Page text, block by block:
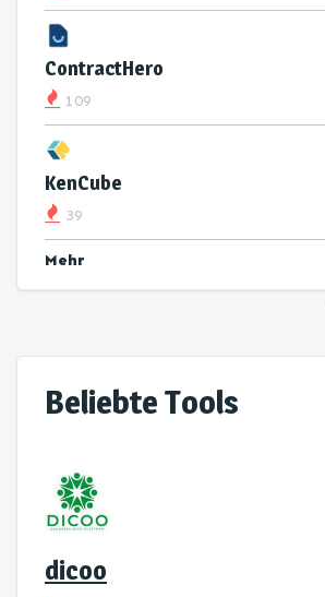
ContractHero
109
KenCube
39
Mehr
Beliebte Tools
dicoo